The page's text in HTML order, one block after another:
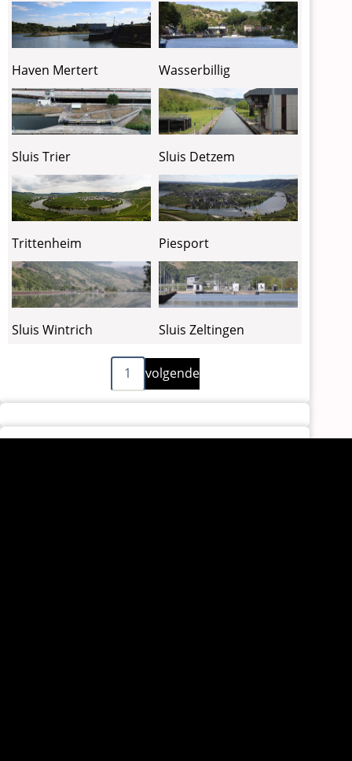
Haven Mertert Wasserbillig
Sluis Trier Sluis Detzem
Trittenheim Piesport
Sluis Wintrich Sluis Zeltingen
1
Volgende
pagina
volgende